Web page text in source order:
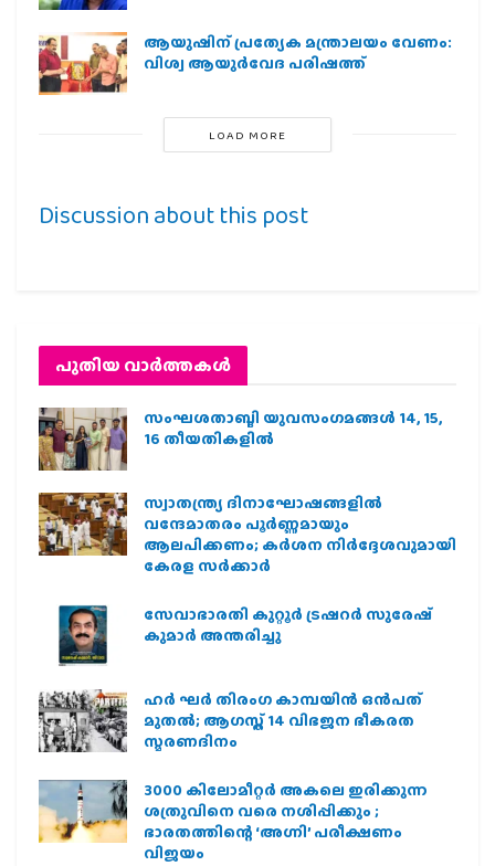
ആയുഷിന് പ്രത്യേക മന്ത്രാലയം വേണം:
വിശ്വ ആയുര്‍വേദ പരിഷത്ത്
LOAD MORE
Discussion about this post
പുതിയ വാര്‍ത്തകള്‍
സംഘശതാബ്ദി യുവസംഗമങ്ങള്‍ 14, 15,
16 തീയതികളില്‍
സ്വാതന്ത്ര്യ ദിനാഘോഷങ്ങളിൽ
വന്ദേമാതരം പൂർണ്ണമായും
ആലപിക്കണം; കർശന നിർദ്ദേശവുമായി
കേരള സർക്കാർ
സേവാഭാരതി കുറ്റൂർ ട്രഷറർ സുരേഷ്
കുമാർ അന്തരിച്ചു
ഹര്‍ ഘര്‍ തിരംഗ കാമ്പയിന്‍ ഒന്‍പത്
മുതല്‍; ആഗസ്ത് 14 വിഭജന ഭീകരത
സ്മരണദിനം
3000 കിലോമീറ്റർ അകലെ ഇരിക്കുന്ന
ശത്രുവിനെ വരെ നശിപ്പിക്കും ;
ഭാരതത്തിന്റെ ‘അഗ്നി’ പരീക്ഷണം
വിജയം